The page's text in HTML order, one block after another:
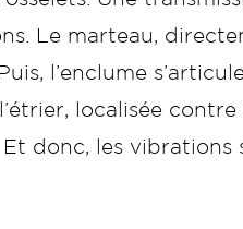
Le marteau,
Puis, l’enclume
localisée
Et donc, les